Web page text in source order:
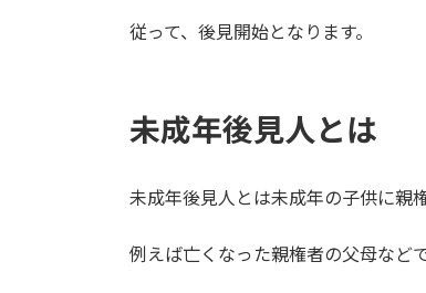
従って、後見開始となります。
未成年後見人とは
未成年後見人とは未成年の子供に親
例えば亡くなった親権者の父母などで